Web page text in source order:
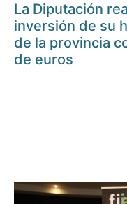
La Diputación
inversión de su
de la provincia
de euros